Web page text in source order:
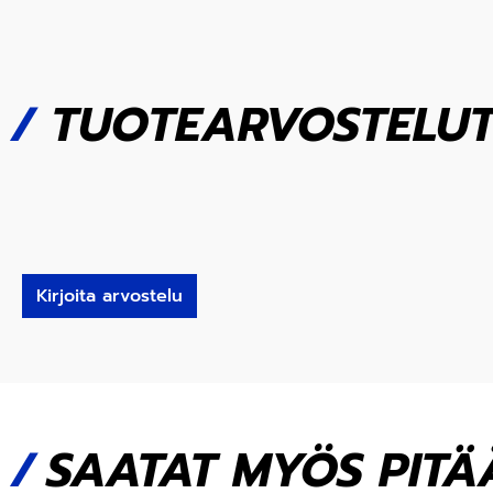
/
Kirjoita arvostelu
SAATAT MYÖS